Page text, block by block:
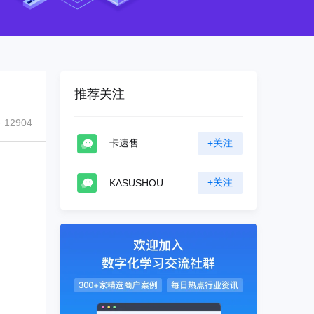
12904
推荐关注
卡速售 +关注
KASUSHOU +关注